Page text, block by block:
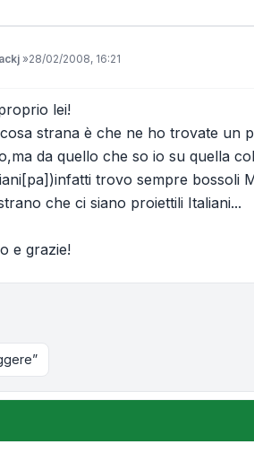
»28/02/2008, 16:21
lei!
strana è che ne ho trovate un
da quello che so io su quella
trovo sempre bossoli
che ci siano proiettili Italiani...
e grazie!